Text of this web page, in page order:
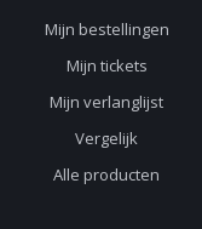
Mijn bestellingen
Mijn tickets
Mijn verlanglijst
Vergelijk
Alle producten